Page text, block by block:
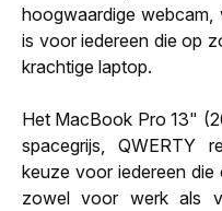
hoogwaardige webcam,
is voor iedereen die op
krachtige laptop.
Het MacBook Pro 13"
spacegrijs, QWERTY
keuze voor iedereen
zowel voor werk als